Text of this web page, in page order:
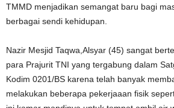
TMMD menjadikan semangat baru bagi
berbagai sendi kehidupan.
Nazir Mesjid Taqwa,Alsyar (45) sangat
para Prajurit TNI yang tergabung dalam
Kodim 0201/BS karena telah banyak
melakukan beberapa pekerjaaan fisik